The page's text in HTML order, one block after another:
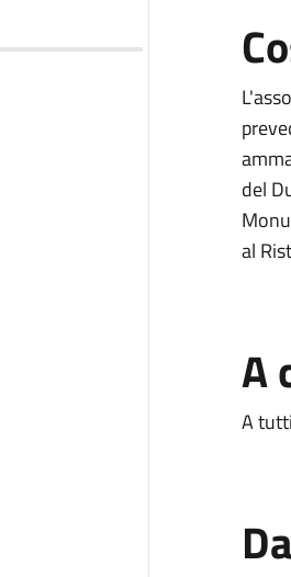
del
al
A
A tutti